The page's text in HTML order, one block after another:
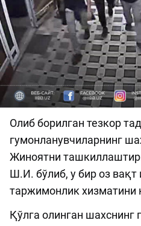
Олиб борилган тезкор
гумонланувчиларнинг
Жиноятни
Ш.И. бўлиб, у бир оз вақт
таржимонлик хизматини
Қўлга олинган шахснинг